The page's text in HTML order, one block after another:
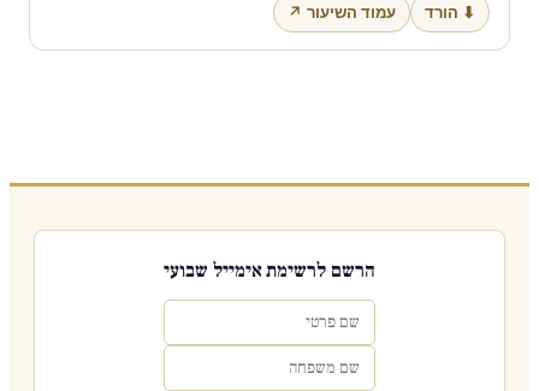
⬇ הורד עמוד השיעור ↗
הרשם לרשימת אימייל שבועי